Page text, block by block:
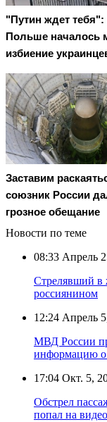
"Путин ждет тебя":
Польше началось
избиение
Заставим
союзник России
грозное обещание
Новости по теме
08:33 Апрель
Стрелявший в
россиянином
12:24 Апрель
МВД России
информацию о
17:04 Окт. 5,
Обстрел
попал на видео